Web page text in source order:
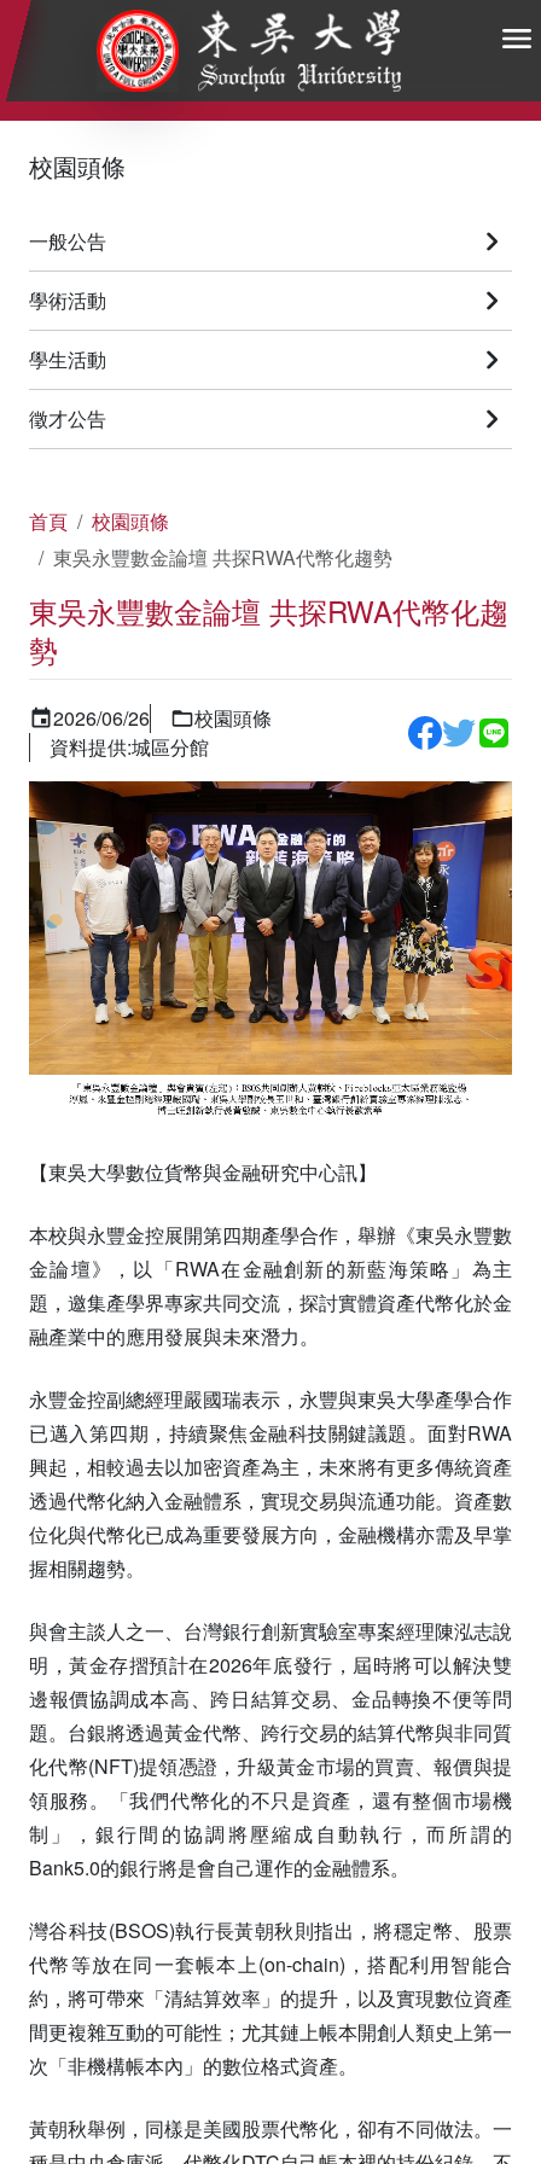
:::
校園頭條
一般公告
學術活動
學生活動
徵才公告
首頁
校園頭條
東吳永豐數金論壇 共探RWA代幣化趨勢
東吳永豐數金論壇 共探RWA代幣化趨
勢
2026/06/26
校園頭條
資料提供:城區分館
【東吳大學數位貨幣與金融研究中心訊】
本校與永豐金控展開第四期產學合作，舉辦《東吳永豐數
金論壇》，以「RWA在金融創新的新藍海策略」為主
題，邀集產學界專家共同交流，探討實體資產代幣化於金
融產業中的應用發展與未來潛力。
永豐金控副總經理嚴國瑞表示，永豐與東吳大學產學合作
已邁入第四期，持續聚焦金融科技關鍵議題。面對RWA
興起，相較過去以加密資產為主，未來將有更多傳統資產
透過代幣化納入金融體系，實現交易與流通功能。資產數
位化與代幣化已成為重要發展方向，金融機構亦需及早掌
握相關趨勢。
與會主談人之一、台灣銀行創新實驗室專案經理陳泓志說
明，黃金存摺預計在2026年底發行，屆時將可以解決雙
邊報價協調成本高、跨日結算交易、金品轉換不便等問
題。台銀將透過黃金代幣、跨行交易的結算代幣與非同質
化代幣(NFT)提領憑證，升級黃金市場的買賣、報價與提
領服務。「我們代幣化的不只是資產，還有整個市場機
制」，銀行間的協調將壓縮成自動執行，而所謂的
Bank5.0的銀行將是會自己運作的金融體系。
灣谷科技(BSOS)執行長黃朝秋則指出，將穩定幣、股票
代幣等放在同一套帳本上(on-chain)，搭配利用智能合
約，將可帶來「清結算效率」的提升，以及實現數位資產
間更複雜互動的可能性；尤其鏈上帳本開創人類史上第一
次「非機構帳本內」的數位格式資產。
黃朝秋舉例，同樣是美國股票代幣化，卻有不同做法。一